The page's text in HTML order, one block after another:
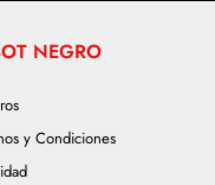
NEGRO
y Condiciones